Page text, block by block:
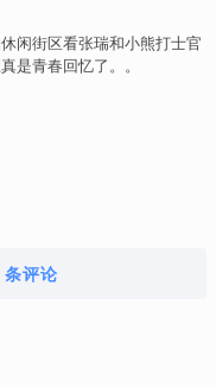
闲街区看张瑞和小熊打士官
是青春回忆了。。
评论